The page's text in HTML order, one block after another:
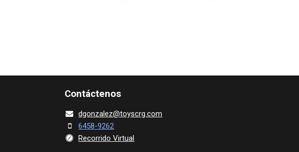
Contácte​nos
dgonza​lez@toy​scrg.c​o​m
6458-9262
Recorrido Virtual